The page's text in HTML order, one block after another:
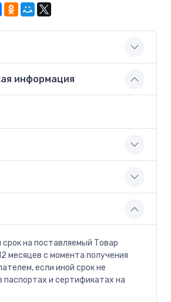
информация
срок на поставляемый Товар
месяцев с момента получения
если иной срок не
паспортах и сертификатах на